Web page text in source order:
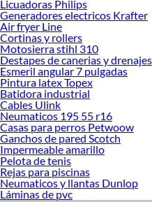
Licuadoras Philips
Generadores electricos Krafter
Air fryer Line
Cortinas y rollers
Motosierra stihl 310
Destapes de canerias y drenajes
Esmeril angular 7 pulgadas
Pintura latex Topex
Batidora industrial
Cables Ulink
Neumaticos 195 55 r16
Casas para perros Petwoow
Ganchos de pared Scotch
Impermeable amarillo
Pelota de tenis
Rejas para piscinas
Neumaticos y llantas Dunlop
Láminas de pvc